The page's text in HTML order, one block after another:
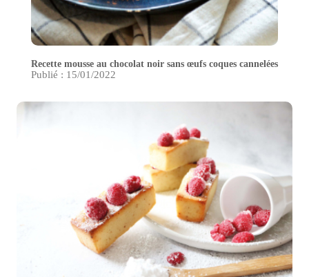
Recette mousse au chocolat noir sans œufs coques cannelées
Publié : 15/01/2022